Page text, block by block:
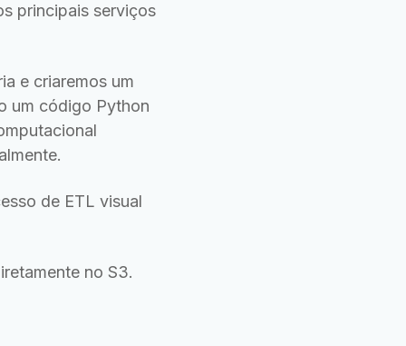
principais serviços
e criaremos um
um código Python
de ETL visual
no S3.